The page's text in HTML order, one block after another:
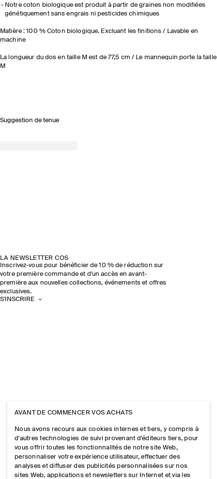
Notre coton biologique est produit à partir de graines non modifiées
génétiquement sans engrais ni pesticides chimiques
Matière : 100 % Coton biologique. Excluant les finitions / Lavable en
machine
La longueur du dos en taille M est de 77,5 cm / Le mannequin porte la taille
M
Suggestion de tenue
LA NEWSLETTER COS
Inscrivez-vous pour bénéficier de 10 % de réduction sur
votre première commande et d'un accès en avant-
première aux nouvelles collections, événements et offres
exclusives.
S'INSCRIRE
AVANT DE COMMENCER VOS ACHATS
Nous avons recours aux cookies internes et tiers, y compris à
d'autres technologies de suivi provenant d'éditeurs tiers, pour
vous offrir toutes les fonctionnalités de notre site Web,
personnaliser votre expérience utilisateur, effectuer des
analyses et diffuser des publicités personnalisées sur nos
sites Web, applications et newsletters sur Internet et via les